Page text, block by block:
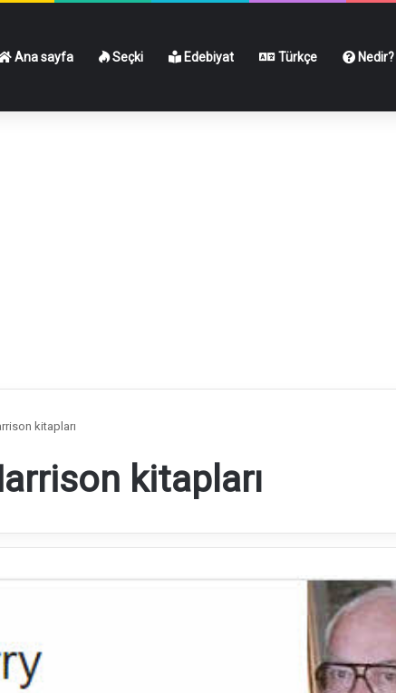
Ana sayfa Seçki Edebiyat Türkçe Nedir?
kitapları
kitapları